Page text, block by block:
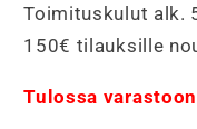
Toimituskulut alk.
150€ tilauksille
Tulossa varastoon